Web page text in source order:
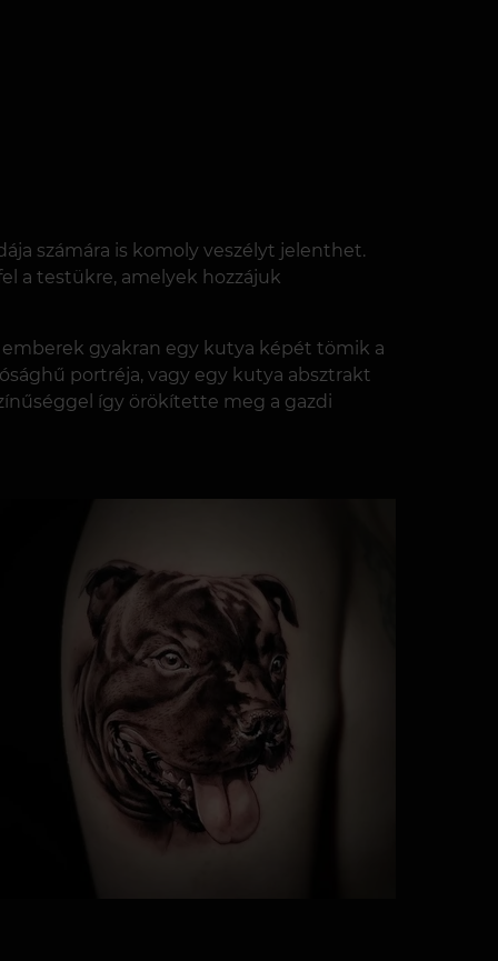
számára is komoly veszélyt jelenthet.
a testükre, amelyek hozzájuk
gyakran egy kutya képét tömik a
portréja, vagy egy kutya absztrakt
így örökítette meg a gazdi